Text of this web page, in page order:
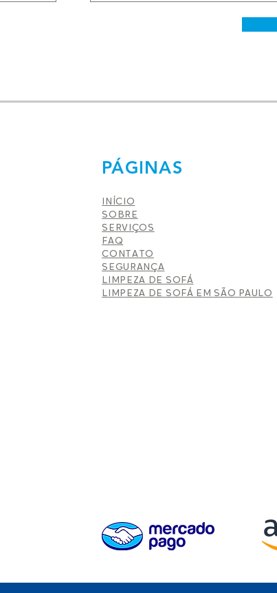
PÁGINAS
INÍCIO
SOBRE
SERVIÇOS
FAQ
CONTATO
SEGURANÇA
LIMPEZA DE SOFÁ
LIMPEZA DE SOFÁ EM SÃO PAULO